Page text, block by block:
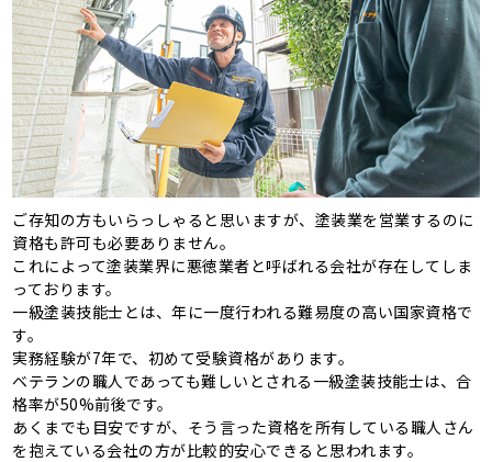
ご存知の方もいらっしゃると思いますが、塗装業を営業するのに
資格も許可も必要ありません。
これによって塗装業界に悪徳業者と呼ばれる会社が存在してしま
っております。
一級塗装技能士とは、年に一度行われる難易度の高い国家資格で
す。
実務経験が7年で、初めて受験資格があります。
ベテランの職人であっても難しいとされる一級塗装技能士は、合
格率が50%前後です。
あくまでも目安ですが、そう言った資格を所有している職人さん
を抱えている会社の方が比較的安心できると思われます。